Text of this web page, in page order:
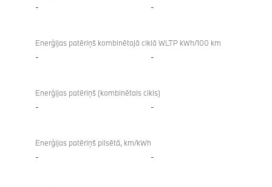
- -
Enerģijas patēriņš kombinētajā ciklā WLTP kWh/100 km
- -
Enerģijas patēriņš (kombinētais cikls)
- -
Enerģijas patēriņš pilsētā, km/kWh
- -